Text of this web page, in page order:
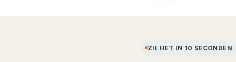
ZIE HET IN 10 SECONDEN